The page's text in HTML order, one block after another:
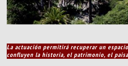
La actuación permitirá recuperar un
confluyen la historia, el patrimonio, el